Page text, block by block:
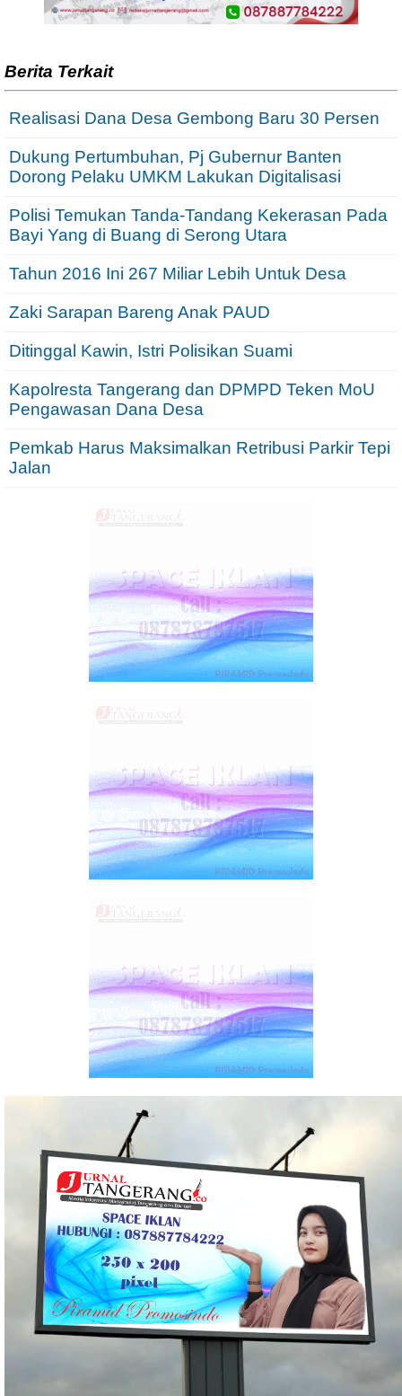
Berita Terkait
Realisasi Dana Desa Gembong Baru 30 Persen
Dukung Pertumbuhan, Pj Gubernur Banten
Dorong Pelaku UMKM Lakukan Digitalisasi
Polisi Temukan Tanda-Tandang Kekerasan Pada
Bayi Yang di Buang di Serong Utara
Tahun 2016 Ini 267 Miliar Lebih Untuk Desa
Zaki Sarapan Bareng Anak PAUD
Ditinggal Kawin, Istri Polisikan Suami
Kapolresta Tangerang dan DPMPD Teken MoU
Pengawasan Dana Desa
Pemkab Harus Maksimalkan Retribusi Parkir Tepi
Jalan